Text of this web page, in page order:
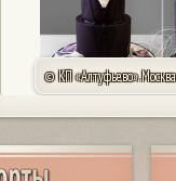
© КП «Алтуфьево».